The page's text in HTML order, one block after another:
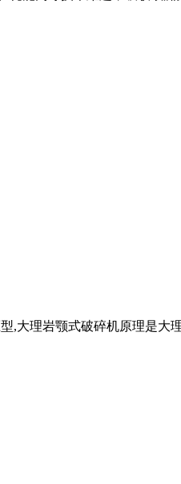
,大理岩颚式破碎机原理是